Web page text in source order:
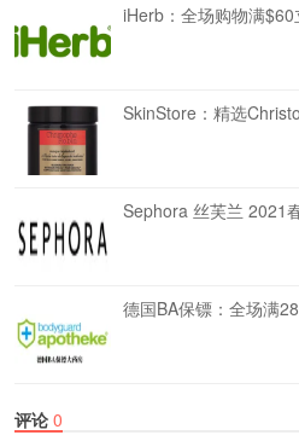
iHerb：全场购物满
SkinStore：精选
Sephora 丝芙兰 2021
德国BA保镖：全场满
评论 0